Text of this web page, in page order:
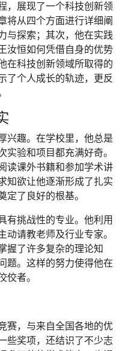
，展现了一个科技创新领
将从四个方面进行详细阐
与探索；其次，他在实践
汝恒如何凭借自身的优势
在科技创新领域所取得的
了个人成长的轨迹，更反
兴趣。在学校里，他总是
实验和项目都充满好奇。
读课外书籍和参加学术讲
知欲让他逐渐形成了扎实
定了良好的根基。
有挑战性的专业。他利用
动请教老师及行业专家。
握了许多复杂的理论知
题。这样的努力使得他在
佼者。
赛，与来自全国各地的优
些奖项，还结识了不少志